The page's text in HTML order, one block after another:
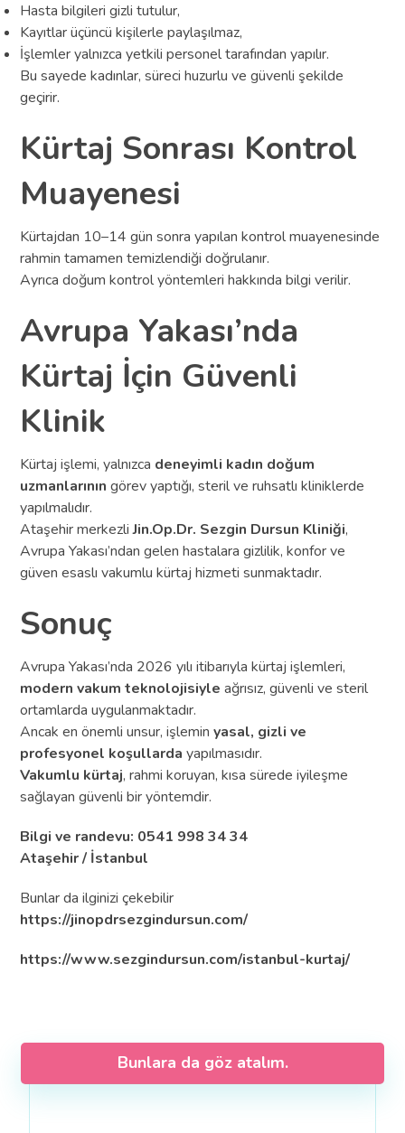
Hasta bilgileri gizli tutulur,
Kayıtlar üçüncü kişilerle paylaşılmaz,
İşlemler yalnızca yetkili personel tarafından yapılır.
Bu sayede kadınlar, süreci huzurlu ve güvenli şekilde
geçirir.
Kürtaj Sonrası Kontrol
Muayenesi
Kürtajdan 10–14 gün sonra yapılan kontrol muayenesinde
rahmin tamamen temizlendiği doğrulanır.
Ayrıca doğum kontrol yöntemleri hakkında bilgi verilir.
Avrupa Yakası’nda
Kürtaj İçin Güvenli
Klinik
Kürtaj işlemi, yalnızca deneyimli kadın doğum
uzmanlarının görev yaptığı, steril ve ruhsatlı kliniklerde
yapılmalıdır.
Ataşehir merkezliJin.Op.Dr. Sezgin Dursun Kliniği,
Avrupa Yakası’ndan gelen hastalara gizlilik, konfor ve
güven esaslı vakumlu kürtaj hizmeti sunmaktadır.
Sonuç
Avrupa Yakası’nda 2026 yılı itibarıyla kürtaj işlemleri,
modern vakum teknolojisiyle ağrısız, güvenli ve steril
ortamlarda uygulanmaktadır.
Ancak en önemli unsur, işleminyasal, gizli ve
profesyonel koşullarda yapılmasıdır.
Vakumlu kürtaj, rahmi koruyan, kısa sürede iyileşme
sağlayan güvenli bir yöntemdir.
Bilgi ve randevu: 0541 998 34 34
Ataşehir / İstanbul
Bunlar da ilginizi çekebilir
https://jinopdrsezgindursun.com/
https://www.sezgindursun.com/istanbul-kurtaj/
Bunlara da göz atalım.